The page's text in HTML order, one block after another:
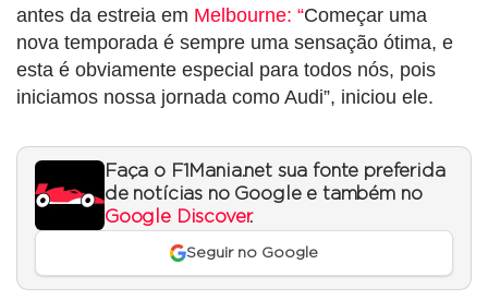
antes da estreia em Melbourne: “Começar uma
nova temporada é sempre uma sensação ótima, e
esta é obviamente especial para todos nós, pois
iniciamos nossa jornada como Audi”, iniciou ele.
Faça o F1Mania.net sua fonte preferida
de notícias no Google e também no
Google Discover.
Seguir no Google